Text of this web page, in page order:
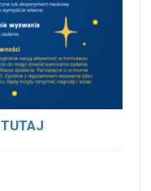
TUTAJ